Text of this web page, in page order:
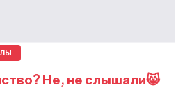
Не, не слышали😸